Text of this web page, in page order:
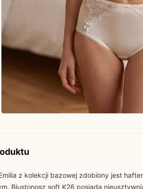
z kolekcji bazowej zdobiony jest
Biustonosz soft K26 posiada